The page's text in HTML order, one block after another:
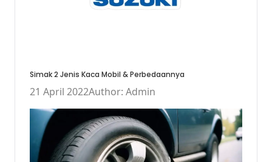
Simak 2 Jenis Kaca Mobil & Perbedaannya
21 April 2022Author: Admin